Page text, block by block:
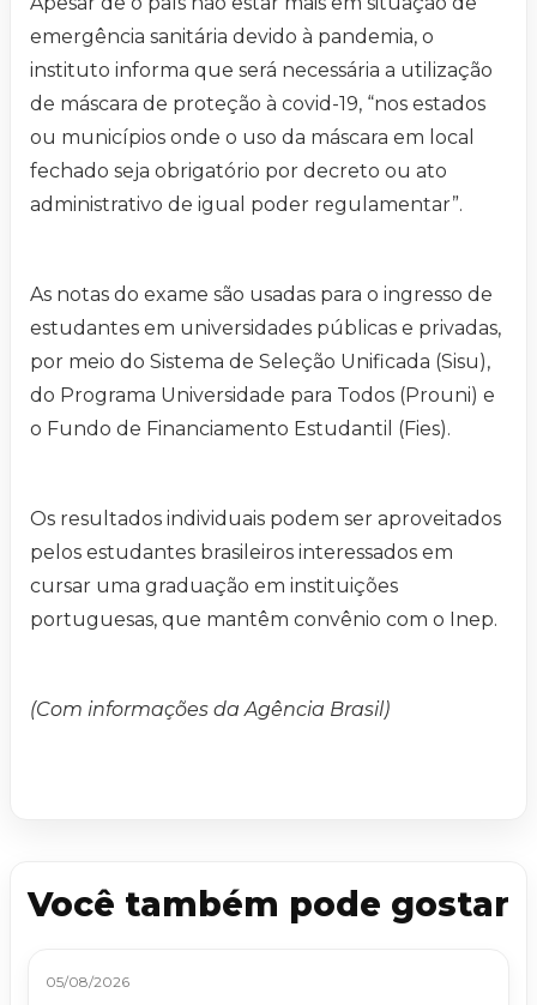
emergência sanitária devido à pandemia, o
instituto informa que será necessária a utilização
de máscara de proteção à covid-19, “nos estados
ou municípios onde o uso da máscara em local
fechado seja obrigatório por decreto ou ato
administrativo de igual poder regulamentar”.
As notas do exame são usadas para o ingresso de
estudantes em universidades públicas e privadas,
por meio do Sistema de Seleção Unificada (Sisu),
do Programa Universidade para Todos (Prouni) e
o Fundo de Financiamento Estudantil (Fies).
Os resultados individuais podem ser aproveitados
pelos estudantes brasileiros interessados em
cursar uma graduação em instituições
portuguesas, que mantêm convênio com o Inep.
(Com informações da Agência Brasil)
Você também pode gostar
05/08/2026